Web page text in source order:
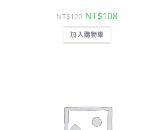
NT$120 NT$108
加入購物車